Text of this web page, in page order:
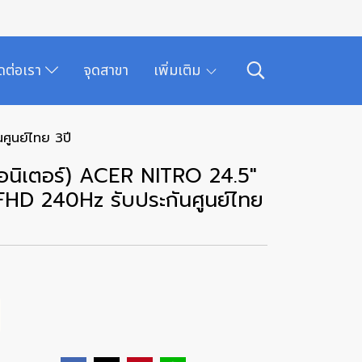
อเรา จุดสาขา เพิ่มเติม
ศูนย์ไทย 3ปี
เตอร์) ACER NITRO 24.5"
240Hz รับประกันศูนย์ไทย